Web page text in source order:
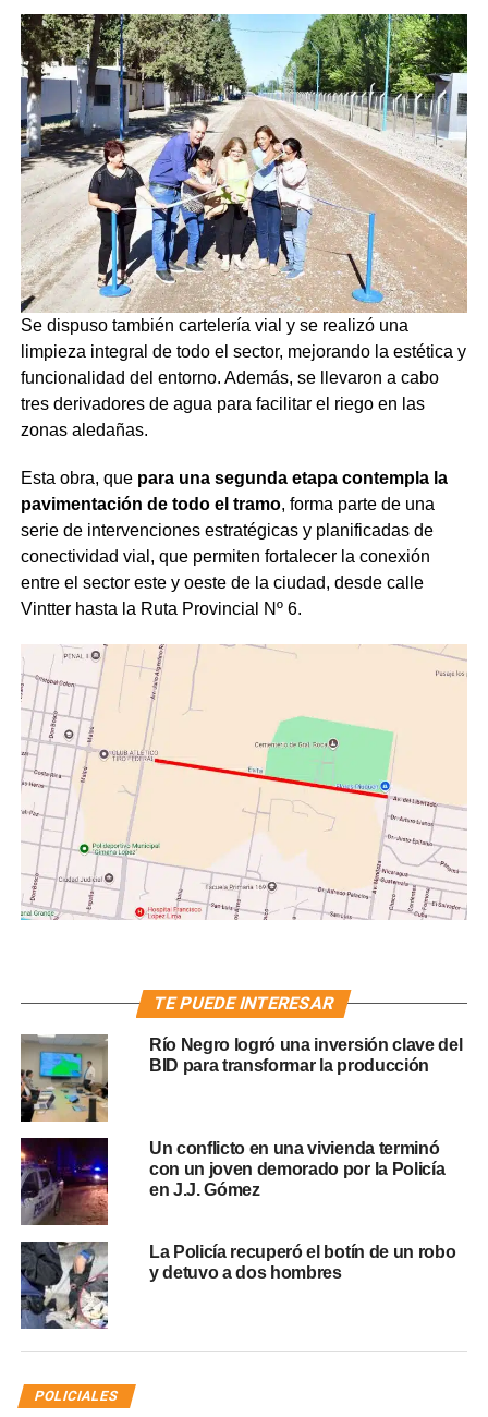
Se dispuso también cartelería vial y se realizó una
limpieza integral de todo el sector, mejorando la estética y
funcionalidad del entorno. Además, se llevaron a cabo
tres derivadores de agua para facilitar el riego en las
zonas aledañas.
Esta obra, que para una segunda etapa contempla la
pavimentación de todo el tramo, forma parte de una
serie de intervenciones estratégicas y planificadas de
conectividad vial, que permiten fortalecer la conexión
entre el sector este y oeste de la ciudad, desde calle
Vintter hasta la Ruta Provincial Nº 6.
TE PUEDE INTERESAR
Río Negro logró una inversión clave del
BID para transformar la producción
Un conflicto en una vivienda terminó
con un joven demorado por la Policía
en J.J. Gómez
La Policía recuperó el botín de un robo
y detuvo a dos hombres
POLICIALES